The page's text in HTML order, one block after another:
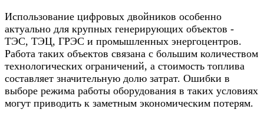
Использование цифровых двойников особенно
актуально для крупных генерирующих объектов -
ТЭС, ТЭЦ, ГРЭС и промышленных энергоцентров.
Работа таких объектов связана с большим количеством
технологических ограничений, а стоимость топлива
составляет значительную долю затрат. Ошибки в
выборе режима работы оборудования в таких условиях
могут приводить к заметным экономическим потерям.